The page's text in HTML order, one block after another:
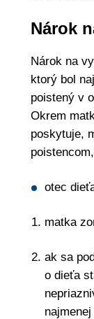
Nárok
Nárok na
ktorý bol
poistený v
Okrem
poskytuje,
otec
matka
ak sa
o dieťa